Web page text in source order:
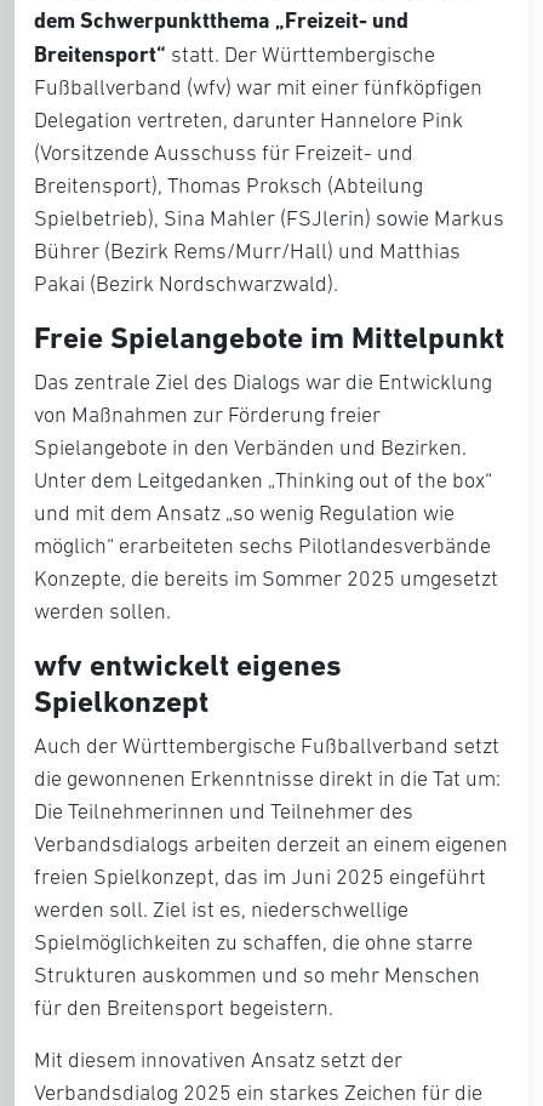
dem Schwerpunktthema „Freizeit- und
Breitensport“ statt. Der Württembergische
Fußballverband (wfv) war mit einer fünfköpfigen
Delegation vertreten, darunter Hannelore Pink
(Vorsitzende Ausschuss für Freizeit- und
Breitensport), Thomas Proksch (Abteilung
Spielbetrieb), Sina Mahler (FSJlerin) sowie Markus
Bührer (Bezirk Rems/Murr/Hall) und Matthias
Pakai (Bezirk Nordschwarzwald).
Freie Spielangebote im Mittelpunkt
Das zentrale Ziel des Dialogs war die Entwicklung
von Maßnahmen zur Förderung freier
Spielangebote in den Verbänden und Bezirken.
Unter dem Leitgedanken „Thinking out of the box“
und mit dem Ansatz „so wenig Regulation wie
möglich“ erarbeiteten sechs Pilotlandesverbände
Konzepte, die bereits im Sommer 2025 umgesetzt
werden sollen.
wfv entwickelt eigenes
Spielkonzept
Auch der Württembergische Fußballverband setzt
die gewonnenen Erkenntnisse direkt in die Tat um:
Die Teilnehmerinnen und Teilnehmer des
Verbandsdialogs arbeiten derzeit an einem eigenen
freien Spielkonzept, das im Juni 2025 eingeführt
werden soll. Ziel ist es, niederschwellige
Spielmöglichkeiten zu schaffen, die ohne starre
Strukturen auskommen und so mehr Menschen
für den Breitensport begeistern.
Mit diesem innovativen Ansatz setzt der
Verbandsdialog 2025 ein starkes Zeichen für die